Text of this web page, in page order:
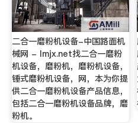
二合一磨粉机设备-中国路面机
械网 - lmjx.net找二合一磨粉
机设备，磨粉机，磨粉机设备，
锤式磨粉机设备，网，本为你提
供二合一磨粉机设备产品信息，
包括二合一磨粉机设备品牌，磨
粉机。